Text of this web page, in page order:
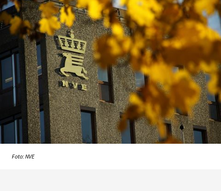
Foto: NVE